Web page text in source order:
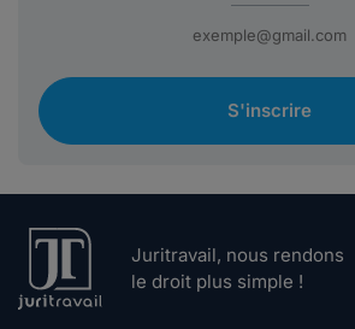
S'inscrire
Juritravail, nous rendons
le droit plus simple !